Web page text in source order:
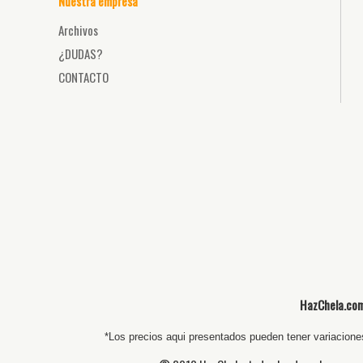
Archivos
¿DUDAS?
CONTACTO
*Los precios aqui presentados pueden tener